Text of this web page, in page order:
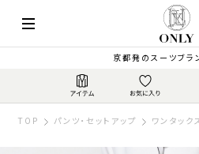
京都発のスーツブラ
TOP パンツ・セットアップ ワンタック